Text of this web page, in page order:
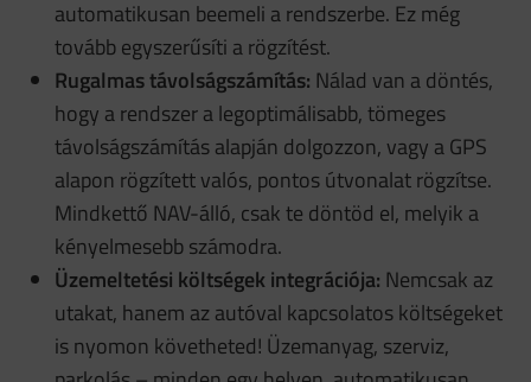
automatikusan beemeli a rendszerbe. Ez még
tovább egyszerűsíti a rögzítést.
Rugalmas távolságszámítás: Nálad van a döntés,
hogy a rendszer a legoptimálisabb, tömeges
távolságszámítás alapján dolgozzon, vagy a GPS
alapon rögzített valós, pontos útvonalat rögzítse.
Mindkettő NAV-álló, csak te döntöd el, melyik a
kényelmesebb számodra.
Üzemeltetési költségek integrációja: Nemcsak az
utakat, hanem az autóval kapcsolatos költségeket
is nyomon követheted! Üzemanyag, szerviz,